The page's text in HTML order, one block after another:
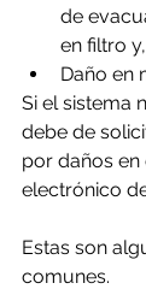
de
en filtro
Daño en
Si el sistema
debe de
por daños en
electrónico
Estas son
comunes.